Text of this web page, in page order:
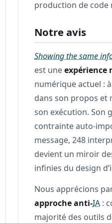
production de code
Notre avis
Showing the same
est uneexpérience
numérique actuel :
dans son propos et
son exécution. Son
contrainte auto-
message, 248
devient un miroir
infinies du design
Nous apprécions
approche anti-IA :
majorité des outils